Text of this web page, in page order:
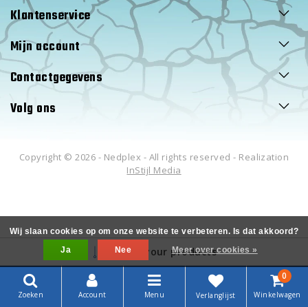
Klantenservice
Mijn account
Contactgegevens
Volg ons
Copyright © 2026 - Nedplex - All rights reserved - Realization
InStijl Media
Filter your products
Zoeken Account Menu Verlanglijst
0
Winkelwagen
Wij slaan cookies op om onze website te verbeteren. Is dat akkoord?
Ja
Nee Meer over cookies »